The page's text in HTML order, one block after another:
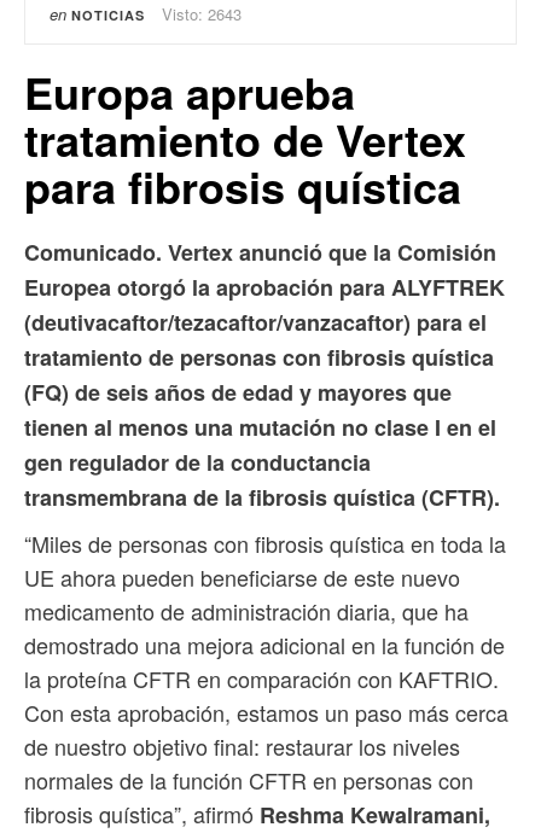
en NOTICIAS Visto: 2643
Europa aprueba
tratamiento de Vertex
para fibrosis quística
Comunicado. Vertex anunció que la Comisión
Europea otorgó la aprobación para ALYFTREK
(deutivacaftor/tezacaftor/vanzacaftor) para el
tratamiento de personas con fibrosis quística
(FQ) de seis años de edad y mayores que
tienen al menos una mutación no clase I en el
gen regulador de la conductancia
transmembrana de la fibrosis quística (CFTR).
“Miles de personas con fibrosis quística en toda la
UE ahora pueden beneficiarse de este nuevo
medicamento de administración diaria, que ha
demostrado una mejora adicional en la función de
la proteína CFTR en comparación con KAFTRIO.
Con esta aprobación, estamos un paso más cerca
de nuestro objetivo final: restaurar los niveles
normales de la función CFTR en personas con
fibrosis quística”, afirmó Reshma Kewalramani,